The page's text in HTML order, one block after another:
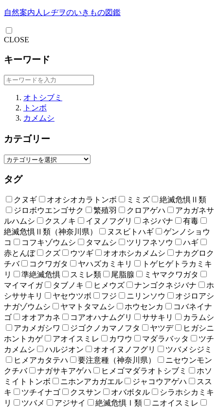
自然案内人レヂヲのいきもの図鑑
CLOSE
キーワード
オトシブミ
トンボ
カメムシ
カテゴリー
タグ
クヌギ オオシオカラトンボ ミミズ
絶滅危惧Ⅱ類
ジロボウエンゴサク
繁殖羽 クロアゲハ
アカガネサ
ルハムシ
クスノキ イヌノフグリ ネジバナ
有毒
絶滅危惧Ⅱ類（神奈川県）
ヌスビトハギ
ゲンノショウ
コ
コフキゾウムシ タマムシ ツリフネソウ
ハギ
赤とんぼ
クズ ウツギ オオホシカメムシ
ナカグロク
チバ
コクワガタ ヤハズカミキリ
トゲヒゲトラカミキ
リ
準絶滅危惧 スミレ類 尾脂腺
ミヤマクワガタ
マイマイガ
タブノキ ヒメウズ ナンゴクネジバナ
ホ
シササキリ
ヤセウツボ フジ ニリンソウ
オジロアシ
ナガゾウムシ
ヤマトタマムシ ホウセンカ
コバネイナ
ゴ
オオアカネ コアオハナムグリ ササキリ
カラムシ
アカメガシワ
ジゴクノカマノフタ ヤツデ
ヒガシニ
ホントカゲ
アオイスミレ カワウ マダラバッタ
ツチ
カメムシ
ハルジオン オオイヌノフグリ
ツバメシジミ
ヒメアカタテハ
要注意種（神奈川県）
ニセウンモン
クチバ
ナガサキアゲハ ヒメゴマダラオトシブミ
ホソ
ミイトトンボ
ニホンアカガエル ジャコウアゲハ
スス
キ
ツチイナゴ クスサン オバボタル
シラホシカミキ
リ
ツバメ アジサイ 絶滅危惧Ⅰ類
ニオイスミレ